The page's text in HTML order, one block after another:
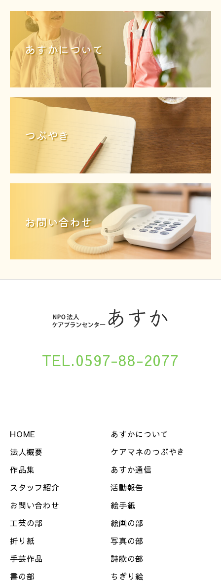
あすかについて
つぶやき
お問い合わせ
TEL.0597-88-2077
HOME
あすかについて
法人概要
ケアマネのつぶやき
作品集
あすか通信
スタッフ紹介
活動報告
お問い合わせ
絵手紙
工芸の部
絵画の部
折り紙
写真の部
手芸作品
詩歌の部
書の部
ちぎり絵